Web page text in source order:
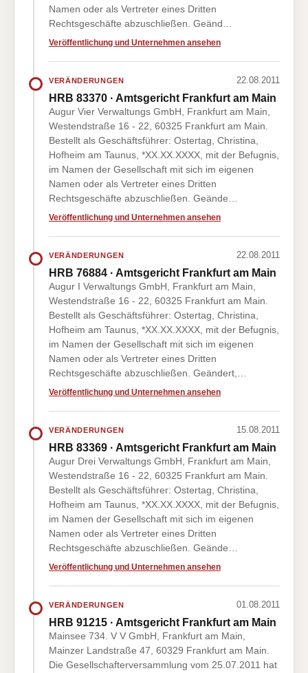
Namen oder als Vertreter eines Dritten
Rechtsgeschäfte abzuschließen. Geänd…
Veröffentlichung und Unternehmen ansehen
VERÄNDERUNGEN 22.08.2011
HRB 83370 · Amtsgericht Frankfurt am Main
Augur Vier Verwaltungs GmbH, Frankfurt am Main,
Westendstraße 16 - 22, 60325 Frankfurt am Main.
Bestellt als Geschäftsführer: Ostertag, Christina,
Hofheim am Taunus, *XX.XX.XXXX, mit der Befugnis,
im Namen der Gesellschaft mit sich im eigenen
Namen oder als Vertreter eines Dritten
Rechtsgeschäfte abzuschließen. Geände…
Veröffentlichung und Unternehmen ansehen
VERÄNDERUNGEN 22.08.2011
HRB 76884 · Amtsgericht Frankfurt am Main
Augur I Verwaltungs GmbH, Frankfurt am Main,
Westendstraße 16 - 22, 60325 Frankfurt am Main.
Bestellt als Geschäftsführer: Ostertag, Christina,
Hofheim am Taunus, *XX.XX.XXXX, mit der Befugnis,
im Namen der Gesellschaft mit sich im eigenen
Namen oder als Vertreter eines Dritten
Rechtsgeschäfte abzuschließen. Geändert,…
Veröffentlichung und Unternehmen ansehen
VERÄNDERUNGEN 15.08.2011
HRB 83369 · Amtsgericht Frankfurt am Main
Augur Drei Verwaltungs GmbH, Frankfurt am Main,
Westendstraße 16 - 22, 60325 Frankfurt am Main.
Bestellt als Geschäftsführer: Ostertag, Christina,
Hofheim am Taunus, *XX.XX.XXXX, mit der Befugnis,
im Namen der Gesellschaft mit sich im eigenen
Namen oder als Vertreter eines Dritten
Rechtsgeschäfte abzuschließen. Geände…
Veröffentlichung und Unternehmen ansehen
VERÄNDERUNGEN 01.08.2011
HRB 91215 · Amtsgericht Frankfurt am Main
Mainsee 734. V V GmbH, Frankfurt am Main,
Mainzer Landstraße 47, 60329 Frankfurt am Main.
Die Gesellschafterversammlung vom 25.07.2011 hat